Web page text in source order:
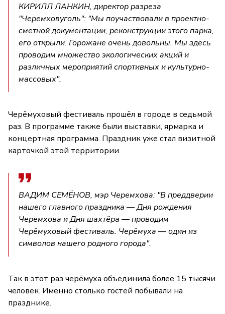
КИРИЛЛ ЛАНКИН, директор разреза
"Черемховуголь": "Мы поучаствовали в проектно-
сметной документации, реконструкции этого парка,
его открыли. Горожане очень довольны. Мы здесь
проводим множество экологических акций и
различных мероприятий спортивных и культурно-
массовых".
Черёмуховый фестиваль прошёл в городе в седьмой
раз. В программе также были выставки, ярмарка и
концертная программа. Праздник уже стал визитной
карточкой этой территории.
ВАДИМ СЕМЁНОВ, мэр Черемхова: "В преддверии
нашего главного праздника — Дня рождения
Черемхова и Дня шахтёра — проводим
Черёмуховый фестиваль. Черёмуха — один из
символов нашего родного города".
Так в этот раз черёмуха объединила более 15 тысячи
человек. Именно столько гостей побывали на
празднике.